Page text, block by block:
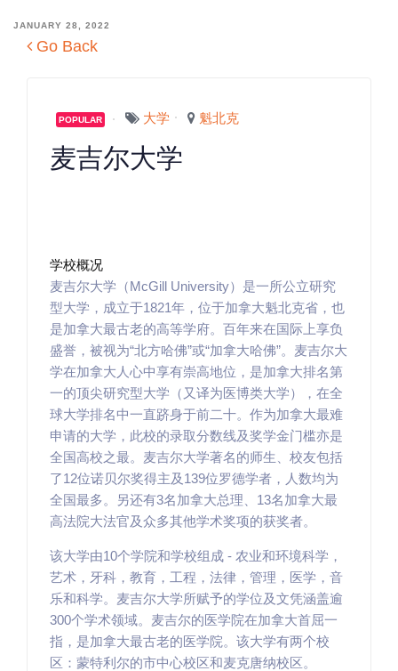
JANUARY 28, 2022
Go Back
POPULAR 大学 魁北克
麦吉尔大学
学校概况
麦吉尔大学（McGill University）是一所公立研究
型大学，成立于1821年，位于加拿大魁北克省，也
是加拿大最古老的高等学府。百年来在国际上享负
盛誉，被视为“北方哈佛”或“加拿大哈佛”。麦吉尔大
学在加拿大人心中享有崇高地位，是加拿大排名第
一的顶尖研究型大学（又译为医博类大学），在全
球大学排名中一直跻身于前二十。作为加拿大最难
申请的大学，此校的录取分数线及奖学金门槛亦是
全国高校之最。麦吉尔大学著名的师生、校友包括
了12位诺贝尔奖得主及139位罗德学者，人数均为
全国最多。另还有3名加拿大总理、13名加拿大最
高法院大法官及众多其他学术奖项的获奖者。
该大学由10个学院和学校组成 - 农业和环境科学，
艺术，牙科，教育，工程，法律，管理，医学，音
乐和科学。麦吉尔大学所赋予的学位及文凭涵盖逾
300个学术领域。麦吉尔的医学院在加拿大首屈一
指，是加拿大最古老的医学院。该大学有两个校
区：蒙特利尔的市中心校区和麦克唐纳校区。